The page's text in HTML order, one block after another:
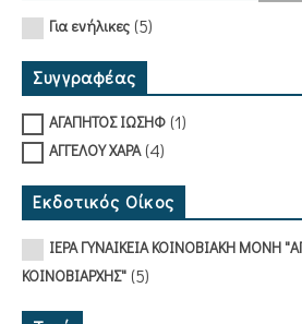
Για ενήλικες (5)
Συγγραφέας
ΑΓΑΠΗΤΟΣ ΙΩΣΗΦ (1)
ΑΓΓΕΛΟΥ ΧΑΡΑ(4)
Εκδοτικός Οίκος
ΙΕΡΑ ΓΥΝΑΙΚΕΙΑ ΚΟΙΝΟΒΙΑΚΗ ΜΟΝΗ
ΚΟΙΝΟΒΙΑΡΧΗΣ" (5)